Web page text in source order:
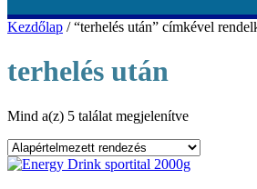
Kezdőlap / “terhelés után” címkével
terhelés után
Mind a(z) 5 találat megjelenítve